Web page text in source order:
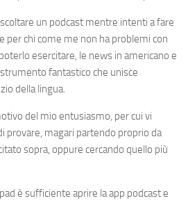
un podcast mentre intenti a fare
per chi come me non ha problemi con
esercitare, le news in americano e
fantastico che unisce
della lingua.
del mio entusiasmo, per cui vi
provare, magari partendo proprio da
sopra, oppure cercando quello più
è sufficiente aprire la app podcast e